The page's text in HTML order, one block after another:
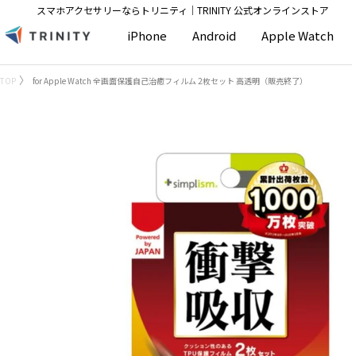
ン
ン
ツ
スマホアクセサリーならトリニティ│TRINITY 公式オンラインストア
iPhone Android Apple Watch
Trinity
TOP for Apple Watch 全画面保護自己治癒フィルム 2枚セット 高透明（販売終了）